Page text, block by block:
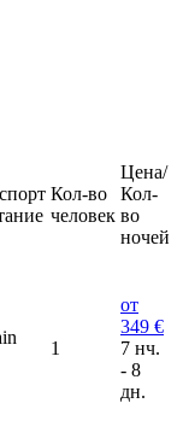
Кол-во
человек
Цена/
Кол-
во
ночей
1
от
349 €
7 нч.
- 8
дн.